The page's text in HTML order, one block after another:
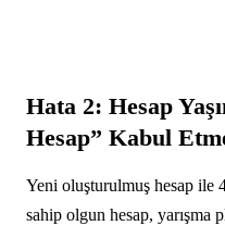
Hata 2: Hesap
Hesap” Kabul
Yeni oluşturulmuş hesap ile
sahip olgun hesap, yarışma